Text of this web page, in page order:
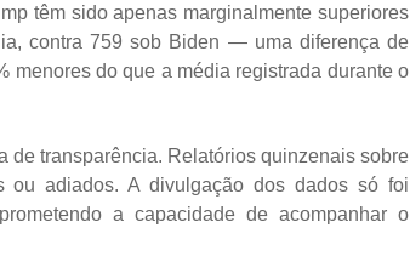
têm sido apenas marginalmente superiores
contra 759 sob Biden — uma diferença de
menores do que a média registrada durante o
de transparência. Relatórios quinzenais sobre
ou adiados. A divulgação dos dados só foi
a capacidade de acompanhar o